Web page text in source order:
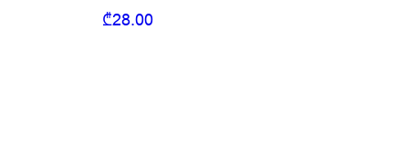
₾28.00